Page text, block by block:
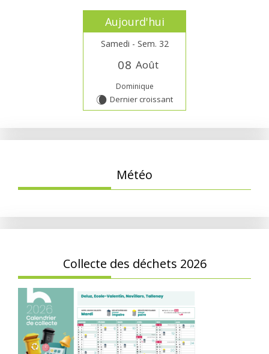
Aujourd'hui
Samedi - Sem. 32
08 Août
Dominique
W Dernier croissant
Météo
Collecte des déchets 2026